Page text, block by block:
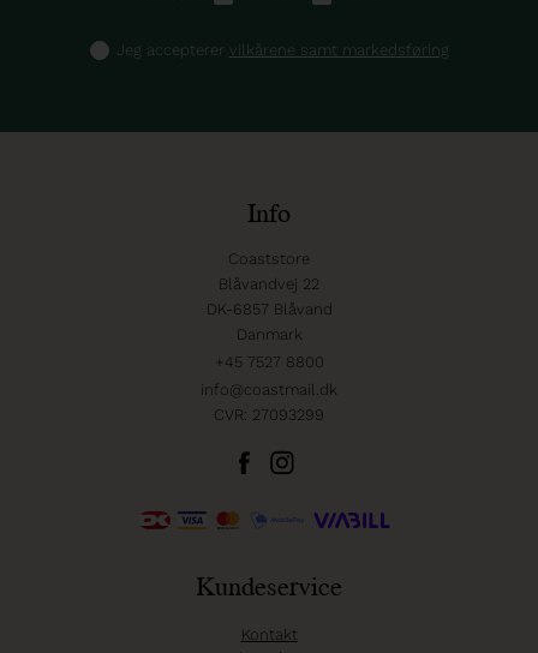
Jeg accepterer vilkårene samt markedsføring
Info
Coaststore
Blåvandvej 22
DK-6857 Blåvand
Danmark
+45 7527 8800
info@coastmail.dk
CVR: 27093299
Kundeservice
Kontakt